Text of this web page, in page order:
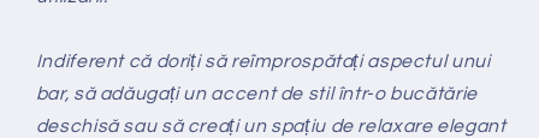
Indiferent că doriți să reîmprospătați aspectul unui
bar, să adăugați un accent de stil într-o bucătărie
deschisă sau să creați un spațiu de relaxare elegant